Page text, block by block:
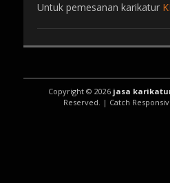
Untuk pemesanan karikatur
Copyright © 2026 jasa
Reserved. | Catch